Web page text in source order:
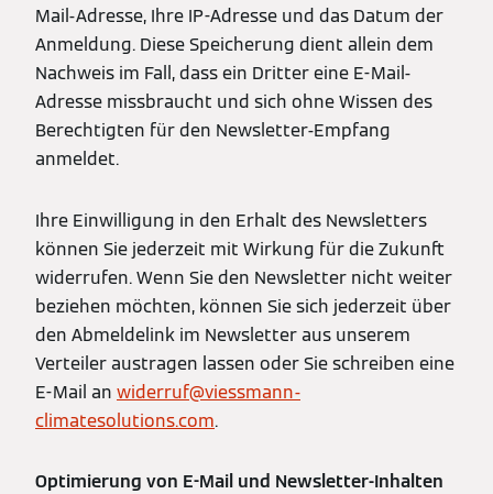
Mail-Adresse, Ihre IP-Adresse und das Datum der
Anmeldung. Diese Speicherung dient allein dem
Nachweis im Fall, dass ein Dritter eine E-Mail-
Adresse missbraucht und sich ohne Wissen des
Berechtigten für den Newsletter-Empfang
anmeldet.
Ihre Einwilligung in den Erhalt des Newsletters
können Sie jederzeit mit Wirkung für die Zukunft
widerrufen. Wenn Sie den Newsletter nicht weiter
beziehen möchten, können Sie sich jederzeit über
den Abmeldelink im Newsletter aus unserem
Verteiler austragen lassen oder Sie schreiben eine
E-Mail an widerruf@viessmann-
climatesolutions.com.
Optimierung von E-Mail und Newsletter-Inhalten